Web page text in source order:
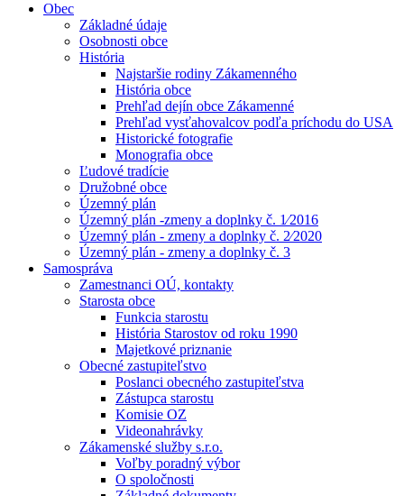
Obec
Základné údaje
Osobnosti obce
História
Najstaršie rodiny Zákamenného
História obce
Prehľad dejín obce Zákamenné
Prehľad vysťahovalcov podľa príchodu do USA
Historické fotografie
Monografia obce
Ľudové tradície
Družobné obce
Územný plán
Územný plán -zmeny a doplnky č. 1⁄2016
Územný plán - zmeny a doplnky č. 2⁄2020
Územný plán - zmeny a doplnky č. 3
Samospráva
Zamestnanci OÚ, kontakty
Starosta obce
Funkcia starostu
História Starostov od roku 1990
Majetkové priznanie
Obecné zastupiteľstvo
Poslanci obecného zastupiteľstva
Zástupca starostu
Komisie OZ
Videonahrávky
Zákamenské služby s.r.o.
Voľby poradný výbor
O spoločnosti